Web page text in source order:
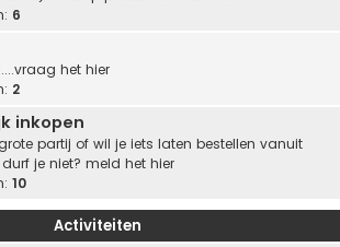
6
het hier
2
inkopen
partij of wil je iets laten bestellen vanuit
je niet? meld het hier
10
Activiteiten